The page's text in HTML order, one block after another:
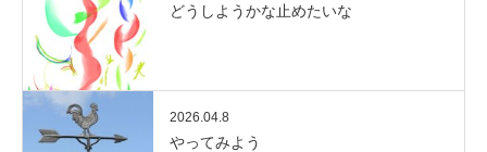
どうしようかな止めたいな
2026.04.8
やってみよう